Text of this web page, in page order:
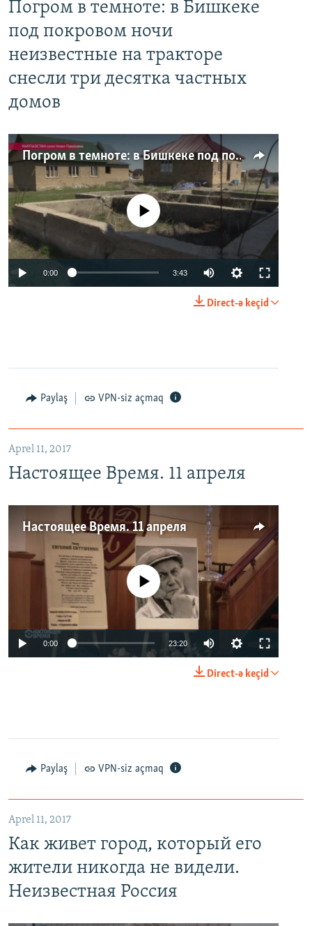
Погром в темноте: в Бишкеке
под покровом ночи
неизвестные на тракторе
снесли три десятка частных
домов
Погром в темноте: в Бишкеке под покровом ночи неизвестные на тракторе снесли три десятка частных домов
No media source currently available
0:00 3:43
Direct-ə keçid
Paylaş VPN-siz açmaq
Aprel 11, 2017
Настоящее Время. 11 апреля
Настоящее Время. 11 апреля
No media source currently available
0:00 23:20
Direct-ə keçid
Paylaş VPN-siz açmaq
Aprel 11, 2017
Как живет город, который его
жители никогда не видели.
Неизвестная Россия